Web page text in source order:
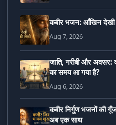
कबीर भजन: आँखिन देखी
Aug 7, 2026
जाति, गरीबी और अवसर:
का समय आ गया है?
Aug 6, 2026
कबीर निर्गुण भजनों की
अब एक साथ